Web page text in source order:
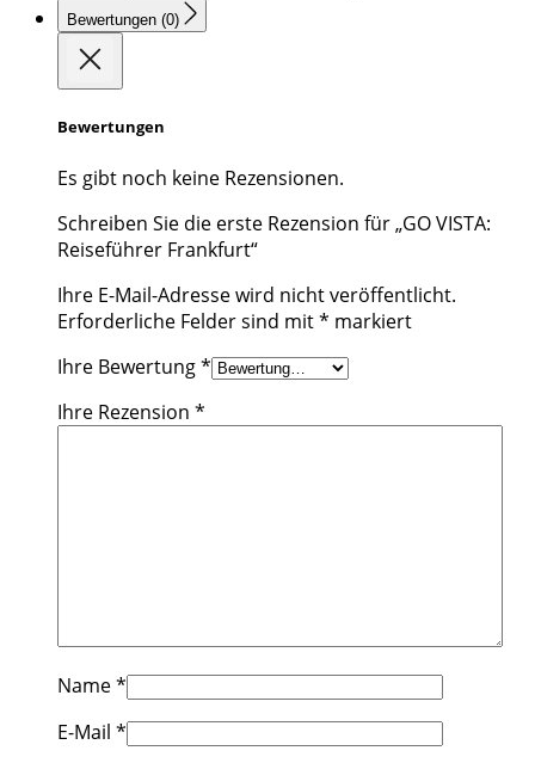
Bewertungen (0)
Bewertungen
Es gibt noch keine Rezensionen.
Schreiben Sie die erste Rezension für „GO VISTA:
Reiseführer Frankfurt“
Ihre E-Mail-Adresse wird nicht veröffentlicht.
Erforderliche Felder sind mit* markiert
Ihre Bewertung*
Ihre Rezension *
Name*
E-Mail *